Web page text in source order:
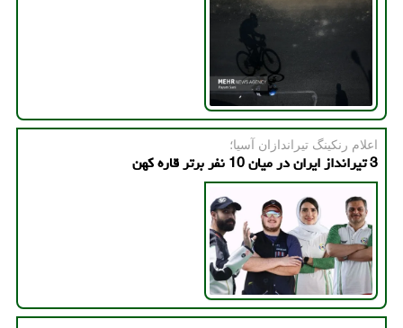
اعلام رنكینگ تیراندازان آسیا؛
3 تیرانداز ایران در میان 10 نفر برتر قاره کهن